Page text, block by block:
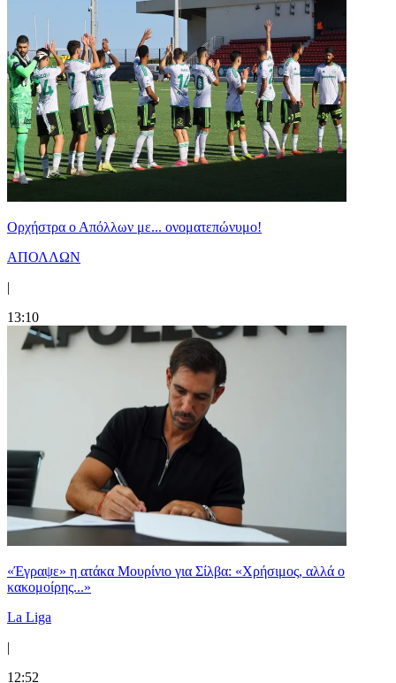
Ορχήστρα o Aπόλλων με... ονοματεπώνυμο!
ΑΠΟΛΛΩΝ
|
13:10
«Έγραψε» η ατάκα Μουρίνιο για Σίλβα: «Χρήσιμος, αλλά ο
κακομοίρης...»
La Liga
|
12:52